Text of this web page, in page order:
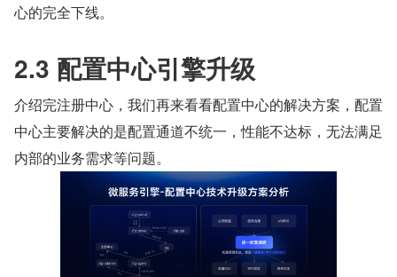
心的完全下线。
2.3 配置中心引擎升级
介绍完注册中心，我们再来看看配置中心的解决方案，配置
中心主要解决的是配置通道不统一，性能不达标，无法满足
内部的业务需求等问题。